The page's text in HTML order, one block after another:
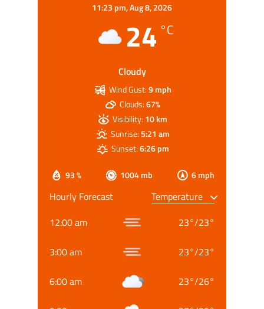
11:23 pm,Aug 8, 2026
24 °C
Cloudy
93 % 1004 mb 6 mph
Wind Gust:9 mph
Clouds:67%
Visibility:10 km
Sunrise:5:21 am
Sunset:6:26 pm
Hourly Forecast
12:00 am
23°/23°
3:00 am 23°/23°
6:00 am 23°/26°